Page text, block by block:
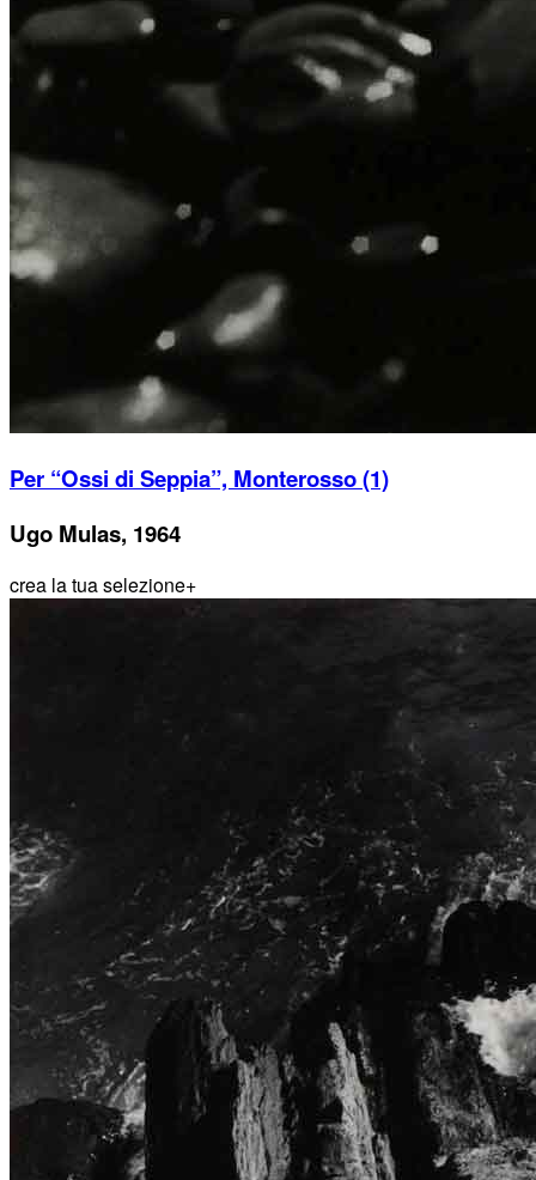
Per “Ossi di Seppia”, Monterosso (1)
Ugo Mulas, 1964
crea la tua selezione+